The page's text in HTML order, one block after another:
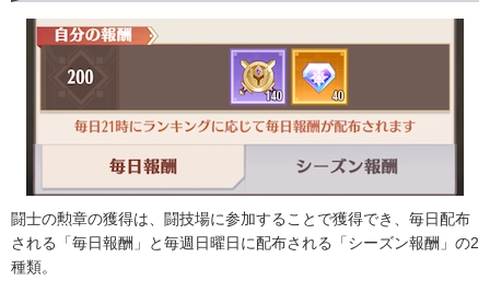
闘士の勲章の獲得は、闘技場に参加することで獲得でき、毎日配布
される「毎日報酬」と毎週日曜日に配布される「シーズン報酬」の2
種類。